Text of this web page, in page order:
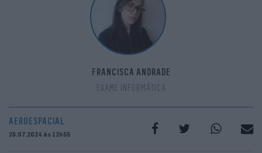
FRANCISCA ANDRADE
EXAME INFORMÁTICA
AEROESPACIAL
25.07.2024 às 12h55